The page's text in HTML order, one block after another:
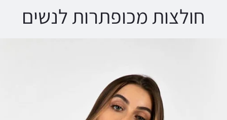
חולצות מכופתרות לנשים